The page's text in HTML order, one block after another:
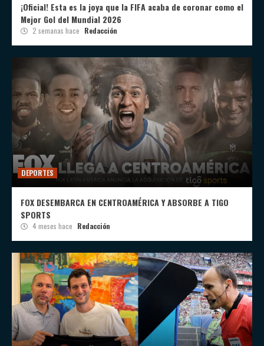
¡Oficial! Esta es la joya que la FIFA acaba de coronar como el
Mejor Gol del Mundial 2026
2 semanas hace Redacción
DEPORTES
FOX DESEMBARCA EN CENTROAMÉRICA Y ABSORBE A TIGO
SPORTS
4 meses hace Redacción